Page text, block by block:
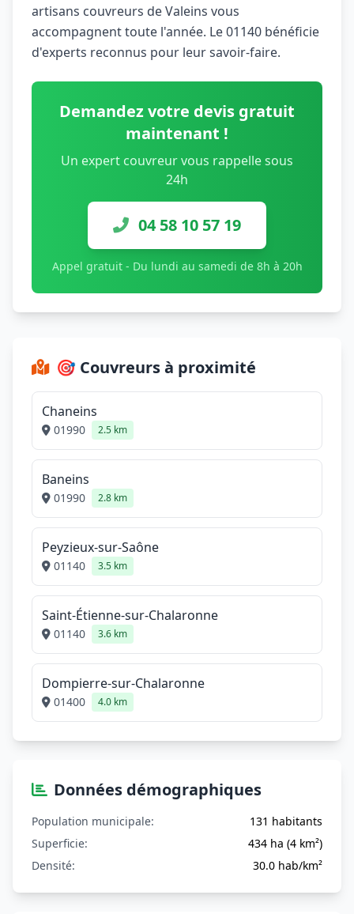
artisans couvreurs de Valeins vous
accompagnent toute l'année. Le 01140 bénéficie
d'experts reconnus pour leur savoir-faire.
Demandez votre devis gratuit
maintenant !
Un expert couvreur vous rappelle sous
24h
04 58 10 57 19
Appel gratuit - Du lundi au samedi de 8h à 20h
🎯 Couvreurs à proximité
Chaneins
01990 2.5 km
Baneins
01990 2.8 km
Peyzieux-sur-Saône
01140 3.5 km
Saint-Étienne-sur-Chalaronne
01140 3.6 km
Dompierre-sur-Chalaronne
01400 4.0 km
Données démographiques
Population municipale:
131 habitants
Superficie:
434 ha (4 km²)
Densité:
30.0 hab/km²